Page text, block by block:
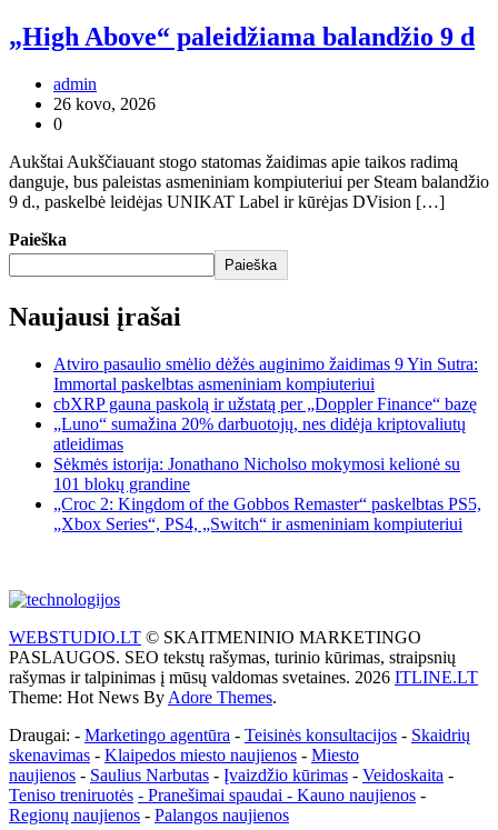
„High Above“ paleidžiama balandžio 9 d
admin
26 kovo, 2026
0
Aukštai Aukščiauant stogo statomas žaidimas apie taikos radimą
danguje, bus paleistas asmeniniam kompiuteriui per Steam balandžio
9 d., paskelbė leidėjas UNIKAT Label ir kūrėjas DVision […]
Paieška
Paieška
Naujausi įrašai
Atviro pasaulio smėlio dėžės auginimo žaidimas 9 Yin Sutra:
Immortal paskelbtas asmeniniam kompiuteriui
cbXRP gauna paskolą ir užstatą per „Doppler Finance“ bazę
„Luno“ sumažina 20% darbuotojų, nes didėja kriptovaliutų
atleidimas
Sėkmės istorija: Jonathano Nicholso mokymosi kelionė su
101 blokų grandine
„Croc 2: Kingdom of the Gobbos Remaster“ paskelbtas PS5,
„Xbox Series“, PS4, „Switch“ ir asmeniniam kompiuteriui
WEBSTUDIO.LT © SKAITMENINIO MARKETINGO
PASLAUGOS. SEO tekstų rašymas, turinio kūrimas, straipsnių
rašymas ir talpinimas į mūsų valdomas svetaines. 2026 ITLINE.LT
Theme: Hot News By Adore Themes.
Draugai: - Marketingo agentūra - Teisinės konsultacijos - Skaidrių
skenavimas - Klaipedos miesto naujienos - Miesto
naujienos - Saulius Narbutas - Įvaizdžio kūrimas - Veidoskaita -
Teniso treniruotės - Pranešimai spaudai - Kauno naujienos -
Regionų naujienos - Palangos naujienos